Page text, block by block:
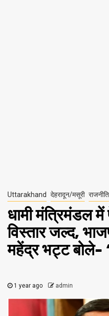
Uttarakhand देहरादून/मसूरी राजनीति
धामी मंत्रिमंडल
विस्तार जल्द,
महेंद्र भट्ट
1 year ago admin